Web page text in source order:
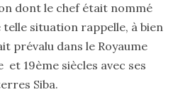
dont le chef était nommé
telle situation rappelle, à bien
prévalu dans le Royaume
et 19ème siècles avec ses
Siba.